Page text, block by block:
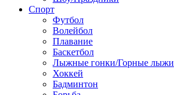
Спорт
Футбол
Волейбол
Плавание
Баскетбол
Лыжные гонки/Горные лыжи
Хоккей
Бадминтон